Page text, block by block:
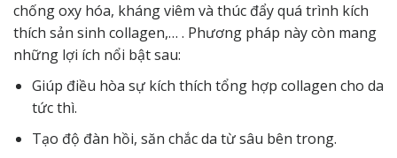
chống oxy hóa, kháng viêm và thúc đẩy quá trình kích
thích sản sinh collagen,… . Phương pháp này còn mang
những lợi ích nổi bật sau:
Giúp điều hòa sự kích thích tổng hợp collagen cho da
tức thì.
Tạo độ đàn hồi, săn chắc da từ sâu bên trong.